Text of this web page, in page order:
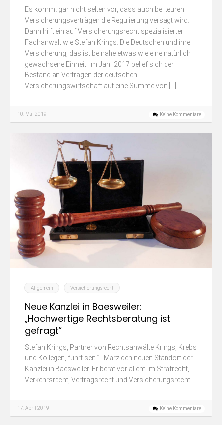
Es kommt gar nicht selten vor, dass auch bei teuren
Versicherungsverträgen die Regulierung versagt wird.
Dann hilft ein auf Versicherungsrecht spezialisierter
Fachanwalt wie Stefan Krings. Die Deutschen und ihre
Versicherung, das ist beinahe etwas wie eine natürlich
gewachsene Einheit. Im Jahr 2017 belief sich der
Bestand an Verträgen der deutschen
Versicherungswirtschaft auf eine Summe von […]
10. Mai 2019 Keine Kommentare
Allgemein Versicherungsrecht
Neue Kanzlei in Baesweiler:
„Hochwertige Rechtsberatung ist
gefragt“
Stefan Krings, Partner von Rechtsanwälte Krings, Krebs
und Kollegen, führt seit 1. März den neuen Standort der
Kanzlei in Baesweiler. Er berät vor allem im Strafrecht,
Verkehrsrecht, Vertragsrecht und Versicherungsrecht.
17. April 2019 Keine Kommentare